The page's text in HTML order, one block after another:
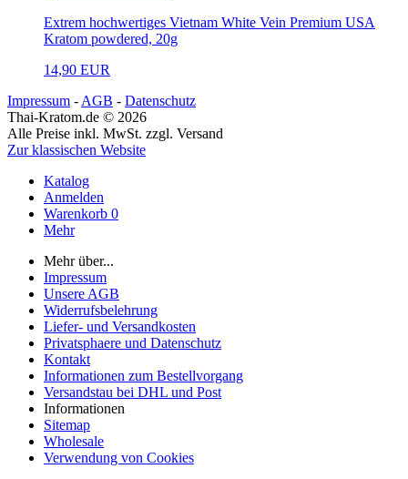
Extrem hochwertiges Vietnam White Vein Premium USA
Kratom powdered, 20g
14,90 EUR
Impressum - AGB - Datenschutz
Thai-Kratom.de © 2026
Alle Preise inkl. MwSt. zzgl. Versand
Zur klassischen Website
Katalog
Anmelden
Warenkorb 0
Mehr
Mehr über...
Impressum
Unsere AGB
Widerrufsbelehrung
Liefer- und Versandkosten
Privatsphaere und Datenschutz
Kontakt
Informationen zum Bestellvorgang
Versandstau bei DHL und Post
Informationen
Sitemap
Wholesale
Verwendung von Cookies